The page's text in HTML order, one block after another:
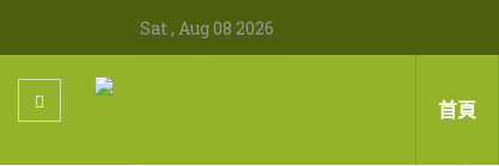
Sat , Aug 08 2026
首頁